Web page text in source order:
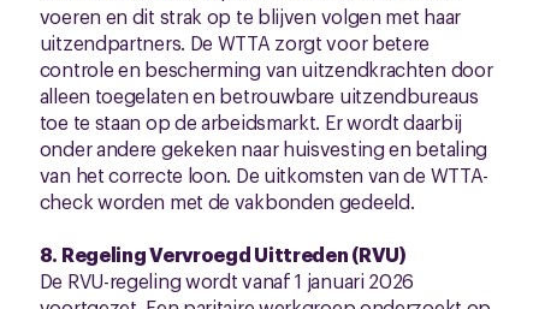
voeren en dit strak op te blijven volgen met haar
uitzendpartners. De WTTA zorgt voor betere
controle en bescherming van uitzendkrachten door
alleen toegelaten en betrouwbare uitzendbureaus
toe te staan op de arbeidsmarkt. Er wordt daarbij
onder andere gekeken naar huisvesting en betaling
van het correcte loon. De uitkomsten van de WTTA-
check worden met de vakbonden gedeeld.
8. Regeling Vervroegd Uittreden (RVU)
De RVU-regeling wordt vanaf 1 januari 2026